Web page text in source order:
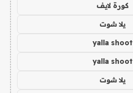
كورة لايف
يلا شوت
yalla shoot
yalla shoot
يلا شوت